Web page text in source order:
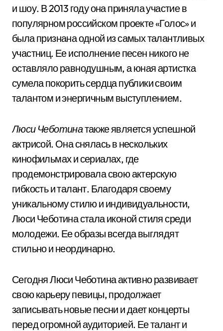
и шоу. В 2013 году она приняла участие в
популярном российском проекте «Голос» и
была признана одной из самых талантливых
участниц. Ее исполнение песен никого не
оставляло равнодушным, а юная артистка
сумела покорить сердца публики своим
талантом и энергичным выступлением.
Люси Чеботинатакже является успешной
актрисой. Она снялась в нескольких
кинофильмах и сериалах, где
продемонстрировала свою актерскую
гибкость и талант. Благодаря своему
уникальному стилю и индивидуальности,
Люси Чеботина стала иконой стиля среди
молодежи. Ее образы всегда выглядят
стильно и неординарно.
Сегодня Люси Чеботина активно развивает
свою карьеру певицы, продолжает
записывать новые песни и дает концерты
перед огромной аудиторией. Ее талант и